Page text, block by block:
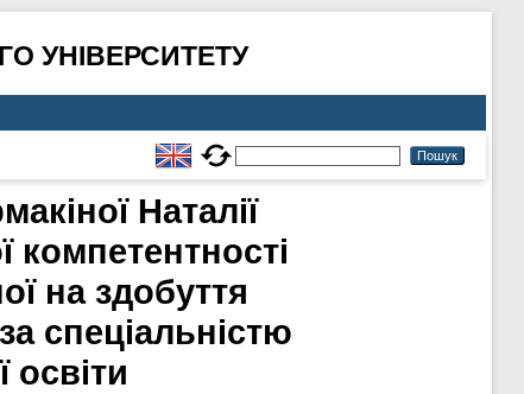
УНІВЕРСИТЕТУ
Наталії
компетентності
на здобуття
спеціальністю
освіти